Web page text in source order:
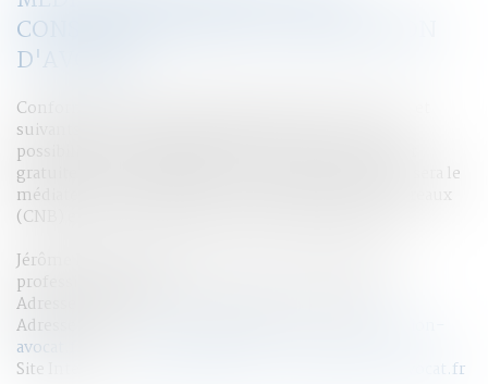
CONSOMMATION DE LA PROFESSION
D'AVOCAT
Conformément aux dispositions des articles L. 152-1 et
suivants du Code de la consommation, vous avez la
possibilité, en cas de litige avec un avocat, de recourir
gratuitement au Médiateur de la consommation qui sera le
médiateur national près du Conseil National des Barreaux
(CNB) et dont les coordonnées sont les suivantes :
Jérôme Hercé, médiateur de la consommation de la
profession d’avocat
Adresse postale : 22 rue de Londres, 75009 Paris
Adresse email :
avocat.fr
Site Internet :
https://mediateur-consommation-avocat.fr